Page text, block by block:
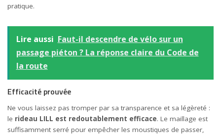
pratique.
Lire aussi Faut-il descendre de vélo sur un
passage piéton ? La réponse claire du Code de
la route
Efficacité prouvée
Ne vous laissez pas tromper par sa transparence et sa légèreté :
le rideau LILL est redoutablement efficace. Le maillage est
suffisamment serré pour empêcher les moustiques de passer,